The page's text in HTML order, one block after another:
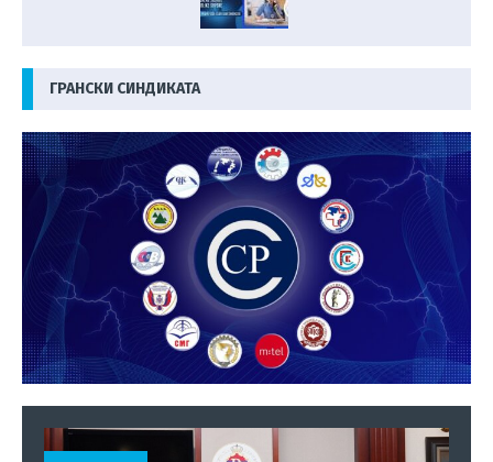
ГРАНСКИ СИНДИКАТА